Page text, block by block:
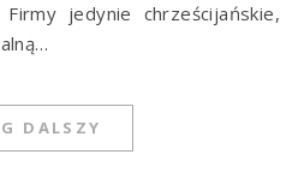
jedynie chrześcijańskie,
DALSZY